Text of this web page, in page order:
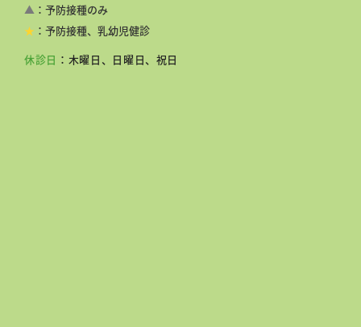
休診日 ：木曜日、日曜日、祝日
▲ ：予防接種のみ
★ ：予防接種、乳幼児健診